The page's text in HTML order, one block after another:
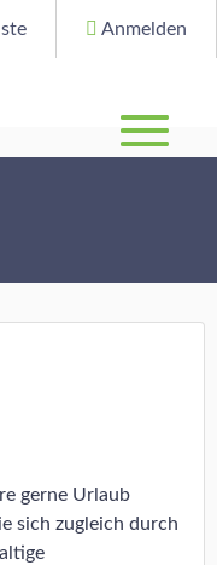
Anmelden
gerne Urlaub
sich zugleich durch